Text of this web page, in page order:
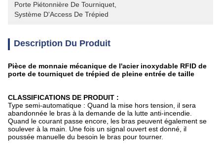
Porte Piétonnière De Tourniquet
Système D'Access De Trépied
Description Du Produit
Pièce de monnaie mécanique de l'acier inoxydable RFID de
porte de tourniquet de trépied de pleine entrée de taille
CLASSIFICATIONS DE PRODUIT :
Type semi-automatique : Quand la mise hors tension, il sera
abandonnée le bras à la demande de la lutte anti-incendie.
Quand le courant passe encore, les bras peuvent également se
soulever à la main. Une fois un signal ouvert est donné, il
poussée manuelle du besoin le bras pour tourner.